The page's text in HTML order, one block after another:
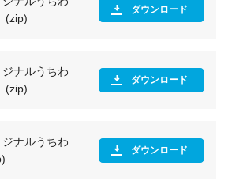
(zip)
ダウンロード
ジナルうちわ
(zip)
ダウンロード
ジナルうちわ
ダウンロード